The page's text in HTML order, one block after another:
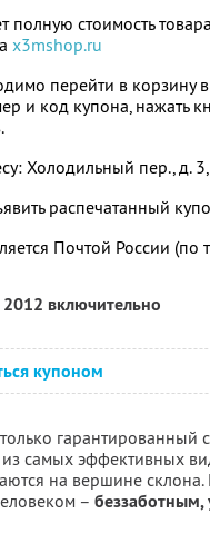
полную стоимость
x3mshop.ru
перейти в корзину
и код купона, нажать
Холодильный пер., д.
распечатанный
Почтой России (по
включительно
купоном
гарантированный
самых эффективных
на вершине склона.
–